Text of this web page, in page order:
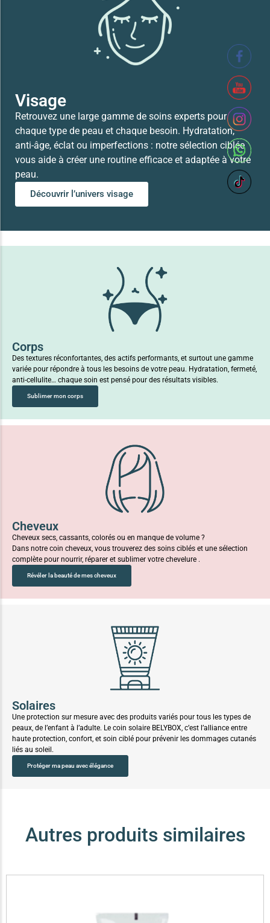
SVR XERIAL FISSURES ET CREVASSES
Visage
Retrouvez une large gamme de soins experts pour
chaque type de peau et chaque besoin. Hydratation,
anti-âge, éclat ou imperfections : notre sélection ciblée
vous aide à créer une routine efficace et adaptée à votre
peau.
Découvrir l’univers visage
Corps
Des textures réconfortantes, des actifs performants, et surtout une gamme
variée pour répondre à tous les besoins de votre peau. Hydratation, fermeté,
anti-cellulite… chaque soin est pensé pour des résultats visibles.
Sublimer mon corps
Cheveux
Cheveux secs, cassants, colorés ou en manque de volume ?
Dans notre coin cheveux, vous trouverez des soins ciblés et une sélection
complète pour nourrir, réparer et sublimer votre chevelure .
Révéler la beauté de mes cheveux
Solaires
Une protection sur mesure avec des produits variés pour tous les types de
peaux, de l’enfant à l’adulte. Le coin solaire BELYBOX, c’est l’alliance entre
haute protection, confort, et soin ciblé pour prévenir les dommages cutanés
liés au soleil.
Protéger ma peau avec élégance
Autres produits similaires